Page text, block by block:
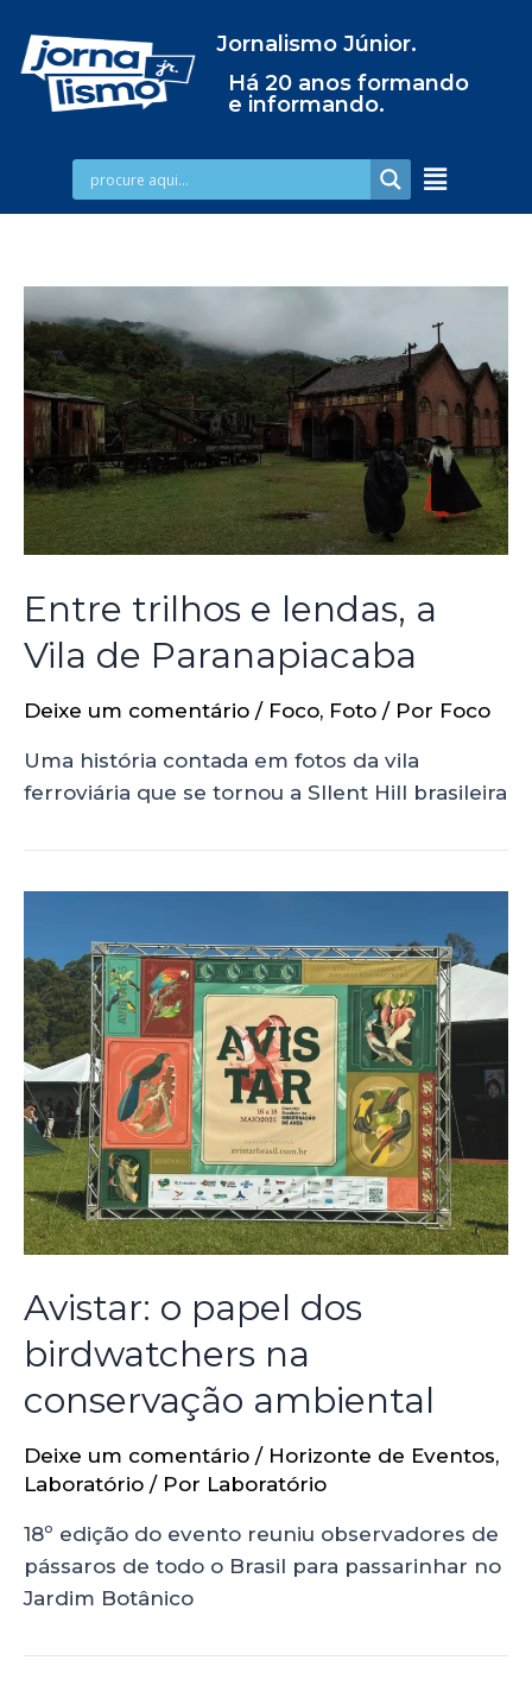
Jornalismo Júnior.
Há 20 anos formando
e informando.
Entre trilhos e lendas, a
Vila de Paranapiacaba
Deixe um comentário / Foco, Foto / Por Foco
Uma história contada em fotos da vila
ferroviária que se tornou a SIlent Hill brasileira
Avistar: o papel dos
birdwatchers na
conservação ambiental
Deixe um comentário / Horizonte de Eventos,
Laboratório / Por Laboratório
18º edição do evento reuniu observadores de
pássaros de todo o Brasil para passarinhar no
Jardim Botânico